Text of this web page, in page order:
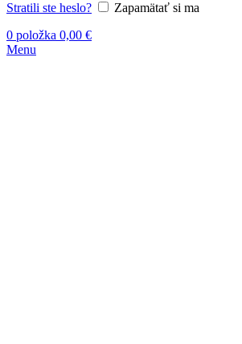
Stratili ste heslo?
Zapamätať si ma
0 položka 0,00 €
Menu